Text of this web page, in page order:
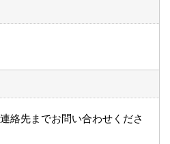
絡先までお問い合わせくださ